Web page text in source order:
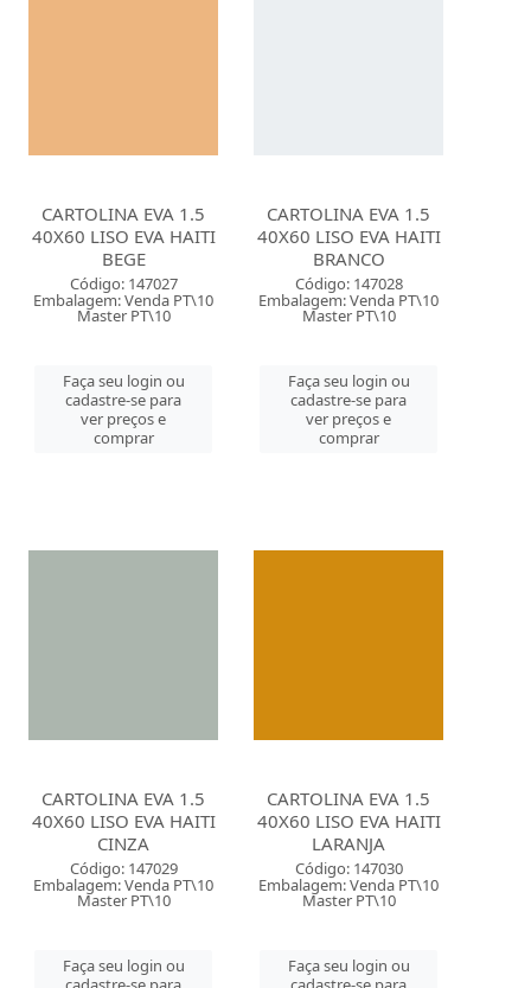
CARTOLINA EVA 1.5
40X60 LISO EVA HAITI
BEGE
Código: 147027
Embalagem: Venda PT\10
Master PT\10
Faça seu login ou
cadastre-se para
ver preços e
comprar
CARTOLINA EVA 1.5
40X60 LISO EVA HAITI
BRANCO
Código: 147028
Embalagem: Venda PT\10
Master PT\10
Faça seu login ou
cadastre-se para
ver preços e
comprar
CARTOLINA EVA 1.5
40X60 LISO EVA HAITI
CINZA
Código: 147029
Embalagem: Venda PT\10
Master PT\10
Faça seu login ou
CARTOLINA EVA 1.5
40X60 LISO EVA HAITI
LARANJA
Código: 147030
Embalagem: Venda PT\10
Master PT\10
Faça seu login ou